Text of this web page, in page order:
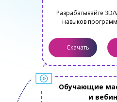
Обучающие
и
Скачать
Разрабатывайте 3D/
навыков